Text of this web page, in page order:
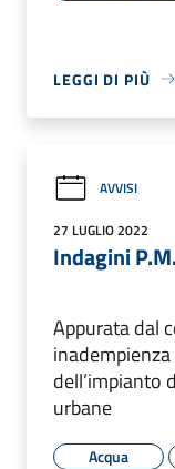
LEGGI DI PIÙ
AVVISI
27 LUGLIO 2022
Indagini
Appurata dal
dell’impianto
urbane
Acqua